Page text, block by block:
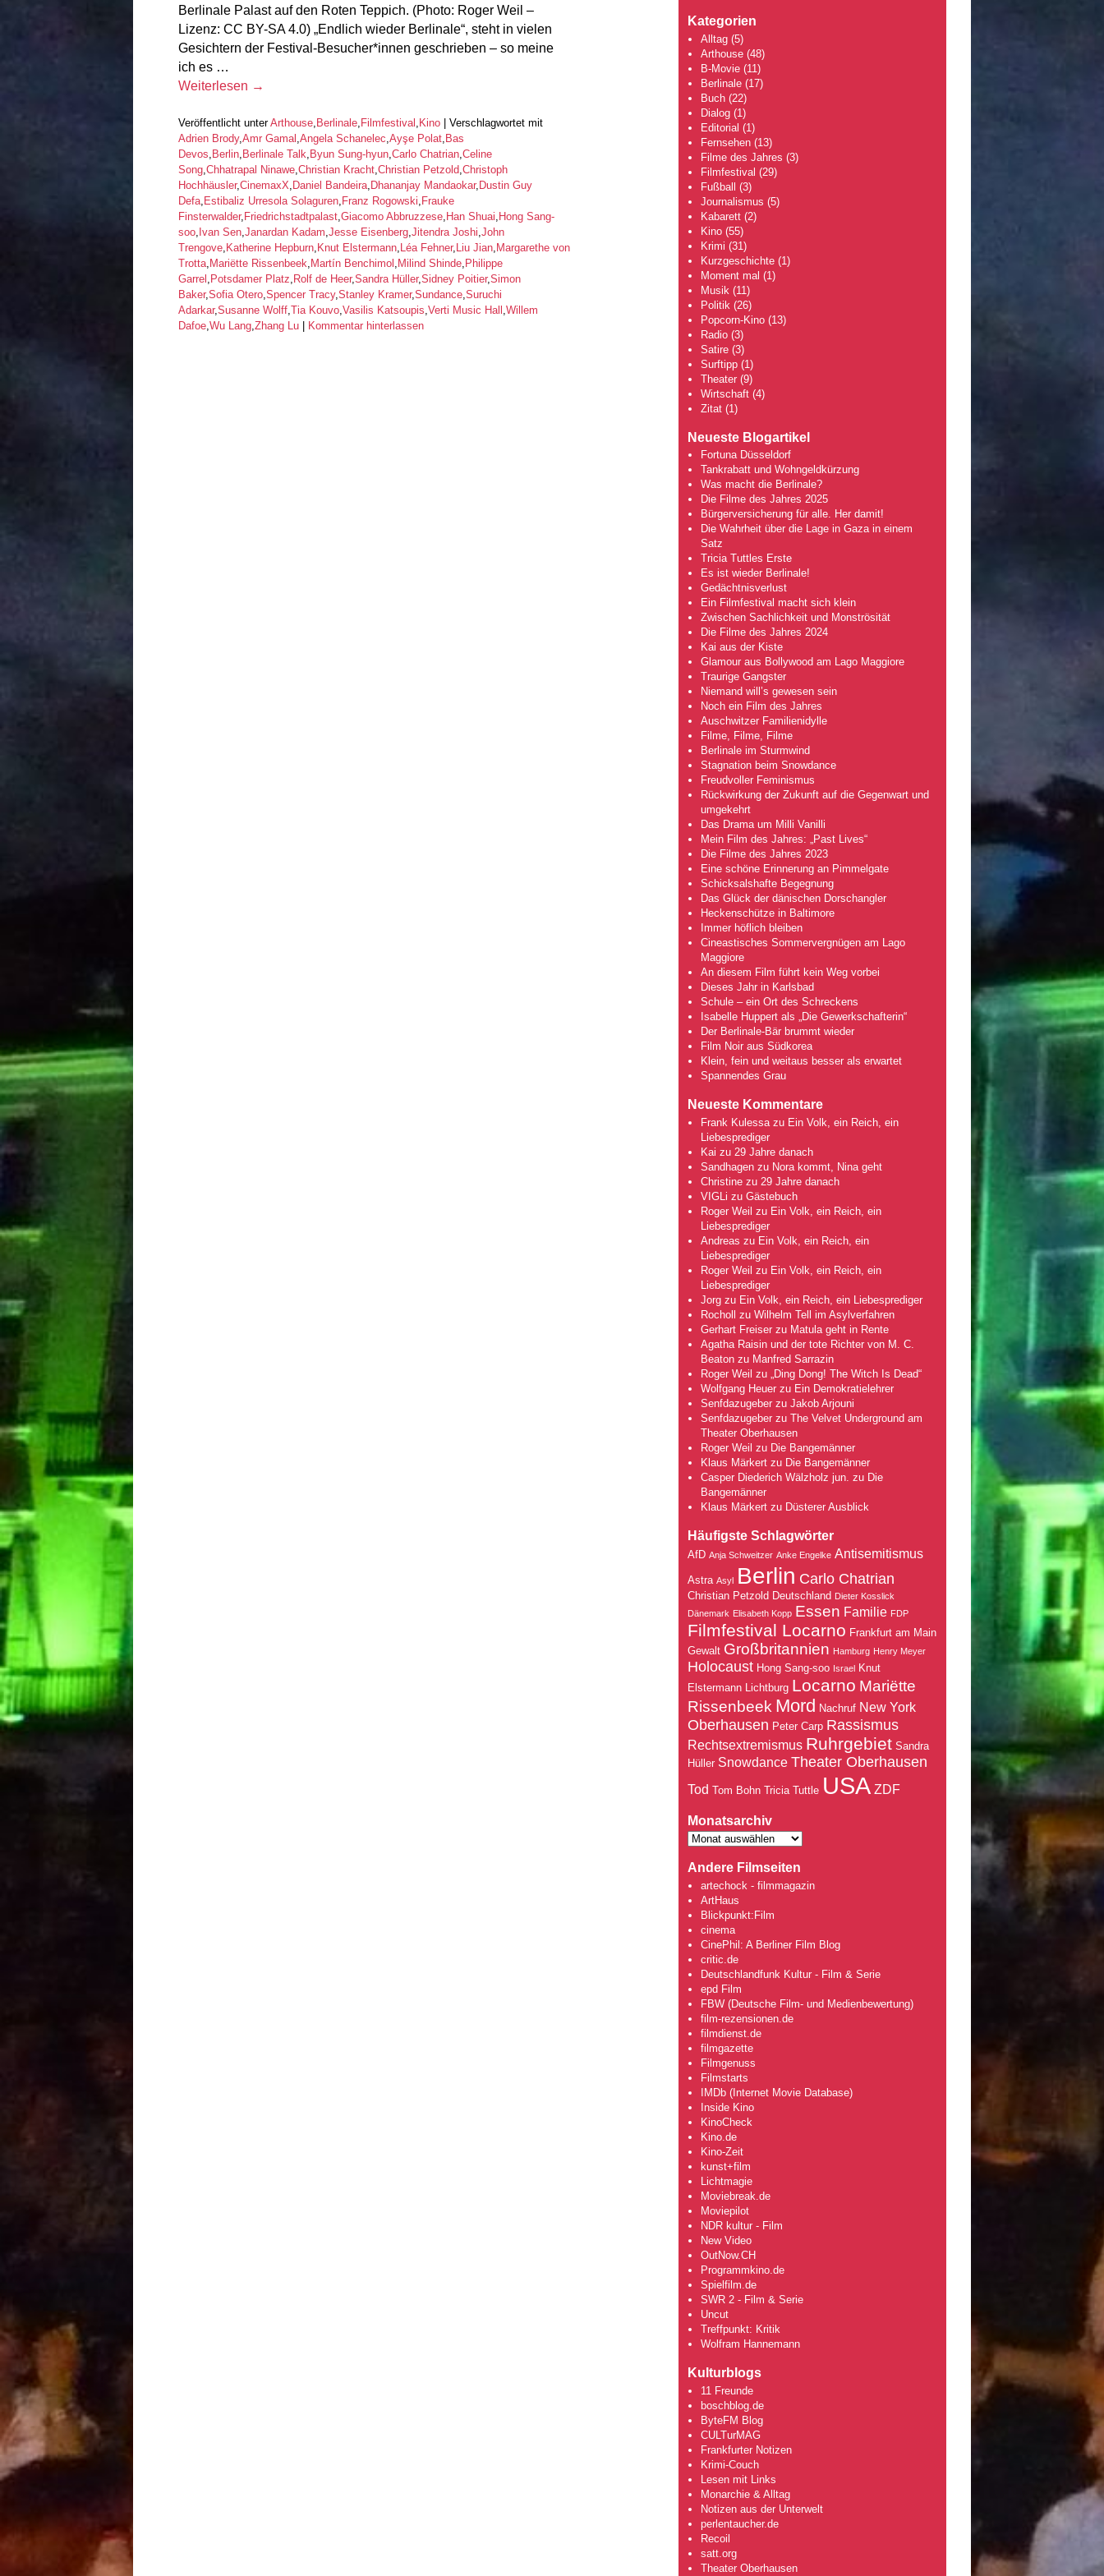
Berlinale Palast auf den Roten Teppich. (Photo: Roger Weil –
Lizenz: CC BY-SA 4.0) „Endlich wieder Berlinale“, steht in vielen
Gesichtern der Festival-Besucher*innen geschrieben – so meine
ich es …
Weiterlesen →
Veröffentlicht unter Arthouse Berlinale Filmfestival Kino
Verschlagwortet mit
Adrien Brody, Amr Gamal Angela Schanelec Ayşe Polat Bas
Devos Berlin Berlinale Talk Byun Sung-hyun Carlo Chatrian Celine
Song Chhatrapal Ninawe Christian Kracht Christian Petzold Christoph
Hochhäusler, CinemaxX Daniel Bandeira Dhananjay Mandaokar, Dustin Guy
Defa Estibaliz Urresola Solaguren Franz Rogowski Frauke
Finsterwalder, Friedrichstadtpalast Giacomo Abbruzzese Han Shuai Hong Sang-
soo Ivan Sen Janardan Kadam Jesse Eisenberg Jitendra Joshi John
Trengove Katherine Hepburn Knut Elstermann Léa Fehner, Liu Jian Margarethe von
Trotta Mariëtte Rissenbeek Martín Benchimol Milind Shinde Philippe
Garrel Potsdamer Platz Rolf de Heer, Sandra Hüller, Sidney Poitier, Simon
Baker, Sofia Otero Spencer Tracy, Stanley Kramer, Sundance Suruchi
Adarkar, Susanne Wolff Tia Kouvo Vasilis Katsoupis Verti Music Hall
Willem
Dafoe Wu Lang Zhang Lu Kommentar hinterlassen
Kategorien
Alltag(5)
Arthouse(48)
B-Movie(11)
Berlinale(17)
Buch(22)
Dialog(1)
Editorial (1)
Fernsehen(13)
Filme des Jahres (3)
Filmfestival (29)
Fußball (3)
Journalismus (5)
Kabarett(2)
Kino(55)
Krimi (31)
Kurzgeschichte(1)
Moment mal (1)
Musik (11)
Politik (26)
Popcorn-Kino(13)
Radio(3)
Satire(3)
Surftipp(1)
Theater(9)
Wirtschaft(4)
Zitat(1)
Neueste Blogartikel
Fortuna Düsseldorf
Tankrabatt und Wohngeldkürzung
Was macht die Berlinale?
Die Filme des Jahres 2025
Bürgerversicherung für alle. Her damit!
Die Wahrheit über die Lage in Gaza in einem
Satz
Tricia Tuttles Erste
Es ist wieder Berlinale!
Gedächtnisverlust
Ein Filmfestival macht sich klein
Zwischen Sachlichkeit und Monströsität
Die Filme des Jahres 2024
Kai aus der Kiste
Glamour aus Bollywood am Lago Maggiore
Traurige Gangster
Niemand will’s gewesen sein
Noch ein Film des Jahres
Auschwitzer Familienidylle
Filme, Filme, Filme
Berlinale im Sturmwind
Stagnation beim Snowdance
Freudvoller Feminismus
Rückwirkung der Zukunft auf die Gegenwart und
umgekehrt
Das Drama um Milli Vanilli
Mein Film des Jahres: „Past Lives“
Die Filme des Jahres 2023
Eine schöne Erinnerung an Pimmelgate
Schicksalshafte Begegnung
Das Glück der dänischen Dorschangler
Heckenschütze in Baltimore
Immer höflich bleiben
Cineastisches Sommervergnügen am Lago
Maggiore
An diesem Film führt kein Weg vorbei
Dieses Jahr in Karlsbad
Schule – ein Ort des Schreckens
Isabelle Huppert als „Die Gewerkschafterin“
Der Berlinale-Bär brummt wieder
Film Noir aus Südkorea
Klein, fein und weitaus besser als erwartet
Spannendes Grau
Neueste Kommentare
Frank Kulessazu Ein Volk, ein Reich, ein
Liebesprediger
Kai zu 29 Jahre danach
Sandhagenzu Nora kommt, Nina geht
Christinezu 29 Jahre danach
VIGLi zu Gästebuch
Roger Weil zu Ein Volk, ein Reich, ein
Liebesprediger
Andreas zu Ein Volk, ein Reich, ein
Liebesprediger
Roger Weil zu Ein Volk, ein Reich, ein
Liebesprediger
Jorgzu Ein Volk, ein Reich, ein Liebesprediger
Rocholl
zu Wilhelm Tell im Asylverfahren
Gerhart Freiserzu Matula geht in Rente
Agatha Raisin und der tote Richter von M. C.
Beatonzu Manfred Sarrazin
Roger Weil zu „Ding Dong! The Witch Is Dead“
Wolfgang Heuerzu Ein Demokratielehrer
Senfdazugeberzu Jakob Arjouni
Senfdazugeberzu The Velvet Underground am
Theater Oberhausen
Roger Weil zu Die Bangemänner
Klaus Märkertzu Die Bangemänner
Casper Diederich Wälzholz jun. zu Die
Bangemänner
Klaus Märkertzu Düsterer Ausblick
Häufigste Schlagwörter
AfD Anja Schweitzer Anke Engelke Antisemitismus
Astra Asyl Berlin Carlo Chatrian
Christian Petzold Deutschland Dieter Kosslick
Dänemark Elisabeth Kopp Essen Familie FDP
Filmfestival Locarno Frankfurt am Main
Gewalt Großbritannien Hamburg Henry Meyer
Holocaust Hong Sang-soo Israel Knut
Elstermann Lichtburg Locarno Mariëtte
Rissenbeek Mord Nachruf New York
Oberhausen Peter Carp Rassismus
Rechtsextremismus Ruhrgebiet Sandra
Hüller Snowdance Theater Oberhausen
Tod Tom Bohn Tricia Tuttle USA ZDF
Monatsarchiv
Andere Filmseiten
artechock - filmmagazin
ArtHaus
Blickpunkt:Film
cinema
CinePhil: A Berliner Film Blog
critic.de
Deutschlandfunk Kultur - Film & Serie
epd Film
FBW (Deutsche Film- und Medienbewertung)
film-rezensionen.de
filmdienst.de
filmgazette
Filmgenuss
Filmstarts
IMDb (Internet Movie Database)
Inside Kino
KinoCheck
Kino.de
Kino-Zeit
kunst+film
Lichtmagie
Moviebreak.de
Moviepilot
NDR kultur - Film
New Video
OutNow.CH
Programmkino.de
Spielfilm.de
SWR 2 - Film & Serie
Uncut
Treffpunkt: Kritik
Wolfram Hannemann
Kulturblogs
11 Freunde
boschblog.de
ByteFM Blog
CULTurMAG
Frankfurter Notizen
Krimi-Couch
Lesen mit Links
Monarchie & Alltag
Notizen aus der Unterwelt
perlentaucher.de
Recoil
satt.org
Theater Oberhausen